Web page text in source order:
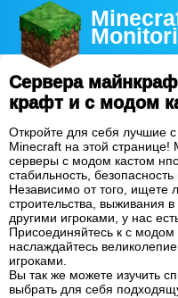
Сервера
крафт и с модом
Откройте для себя лучшие
Minecraft на этой
серверы с модом кастом
стабильность,
Независимо от того, ищете
строительства, выживания
другими игроками, у нас
Присоединяйтесь к с
наслаждайтесь
игроками.
Вы так же можете изучить
выбрать для себя